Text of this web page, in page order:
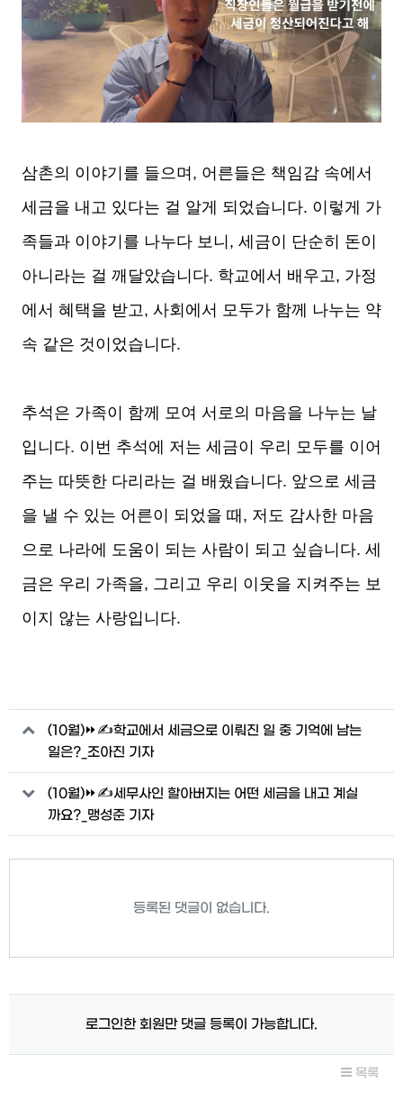
삼촌의 이야기를 들으며, 어른들은 책임감 속에서
세금을 내고 있다는 걸 알게 되었습니다. 이렇게 가
족들과 이야기를 나누다 보니, 세금이 단순히 돈이
아니라는 걸 깨달았습니다. 학교에서 배우고, 가정
에서 혜택을 받고, 사회에서 모두가 함께 나누는 약
속 같은 것이었습니다.
추석은 가족이 함께 모여 서로의 마음을 나누는 날
입니다. 이번 추석에 저는 세금이 우리 모두를 이어
주는 따뜻한 다리라는 걸 배웠습니다. 앞으로 세금
을 낼 수 있는 어른이 되었을 때, 저도 감사한 마음
으로 나라에 도움이 되는 사람이 되고 싶습니다. 세
금은 우리 가족을, 그리고 우리 이웃을 지켜주는 보
이지 않는 사랑입니다.
관련자료
(10월)⏩✍학교에서 세금으로 이뤄진 일 중 기억에 남는
일은?_조아진 기자
(10월)⏩✍세무사인 할아버지는 어떤 세금을 내고 계실
까요?_맹성준 기자
등록된 댓글이 없습니다.
로그인한 회원만 댓글 등록이 가능합니다.
목록